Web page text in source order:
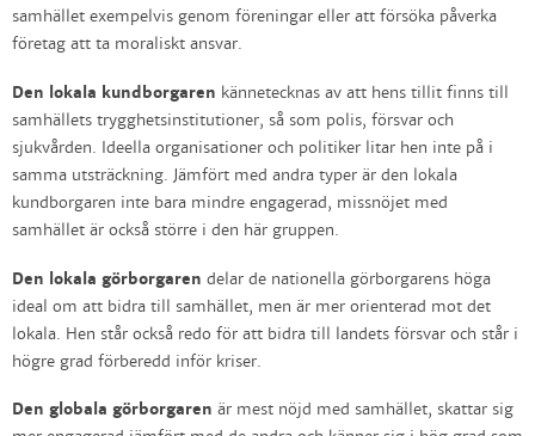
samhället exempelvis genom föreningar eller att försöka påverka
företag att ta moraliskt ansvar.
Den lokala kundborgaren kännetecknas av att hens tillit finns till
samhällets trygghetsinstitutioner, så som polis, försvar och
sjukvården. Ideella organisationer och politiker litar hen inte på i
samma utsträckning. Jämfört med andra typer är den lokala
kundborgaren inte bara mindre engagerad, missnöjet med
samhället är också större i den här gruppen.
Den lokala görborgaren delar de nationella görborgarens höga
ideal om att bidra till samhället, men är mer orienterad mot det
lokala. Hen står också redo för att bidra till landets försvar och står i
högre grad förberedd inför kriser.
Den globala görborgaren är mest nöjd med samhället, skattar sig